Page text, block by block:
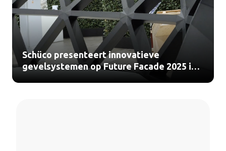
Schüco presenteert innovatieve
gevelsystemen op Future Facade 2025 in
Utrecht (video)